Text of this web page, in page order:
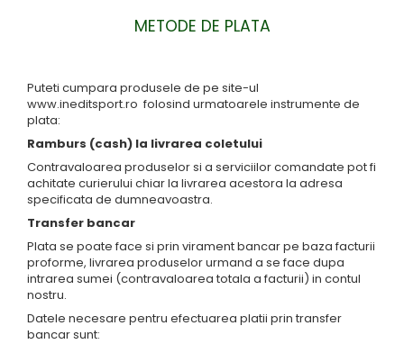
METODE DE PLATA
Puteti cumpara produsele de pe site-ul
www.ineditsport.ro folosind urmatoarele instrumente de
plata:
Ramburs (cash) la livrarea coletului
Contravaloarea produselor si a serviciilor comandate pot fi
achitate curierului chiar la livrarea acestora la adresa
specificata de dumneavoastra.
Transfer bancar
Plata se poate face si prin virament bancar pe baza facturii
proforme, livrarea produselor urmand a se face dupa
intrarea sumei (contravaloarea totala a facturii) in contul
nostru.
Datele necesare pentru efectuarea platii prin transfer
bancar sunt: